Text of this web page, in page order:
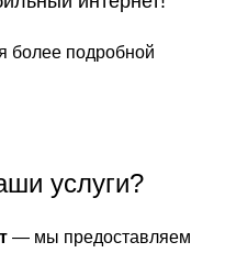
более подробной
услуги?
— мы предоставляем